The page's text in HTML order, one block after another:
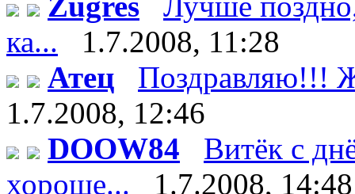
ка...
1.7.2008, 11:28
Атец
Поздравляю!!!
1.7.2008, 12:46
DOOW84
Витёк с
хороше...
1.7.2008, 14:48